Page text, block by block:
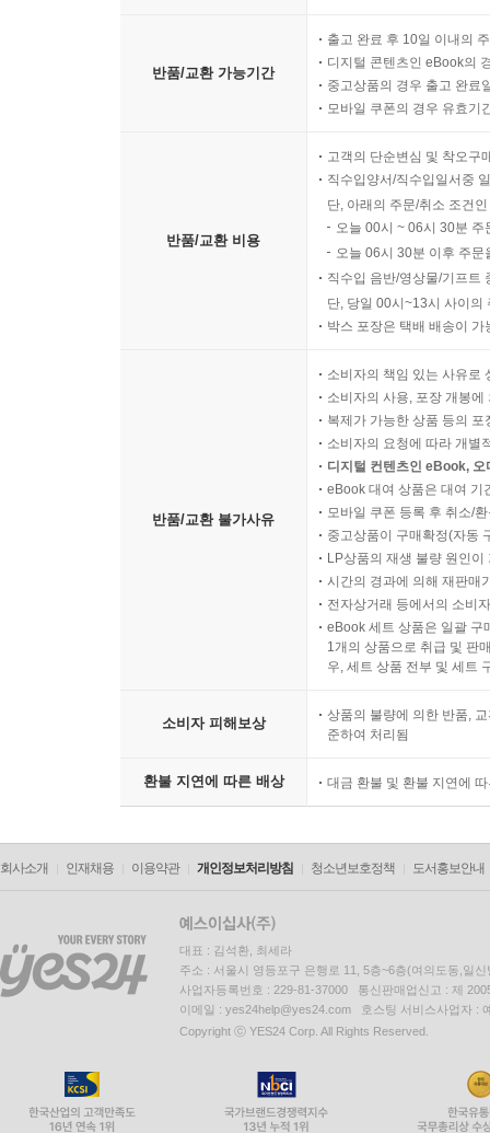
반품/교환 가능기간
출고 완료 후 10일 이내의
디지털 콘텐츠인 eBook의
중고상품의 경우 출고 완료
모바일 쿠폰의 경우 유효기
반품/교환 비용
고객의 단순변심 및 착오구
직수입양서/직수입일서중
단, 아래의 주문/취소 조건
오늘 00시 ~ 06시 30분
오늘 06시 30분 이후 주
직수입 음반/영상물/기프트
단, 당일 00시~13시 사이의
박스 포장은 택배 배송이
반품/교환 불가사유
소비자의 책임 있는 사유로
소비자의 사용, 포장 개봉
복제가 가능한 상품 등의
소비자의 요청에 따라 개별
디지털 컨텐츠인 eBook,
eBook 대여 상품은 대여 기
모바일 쿠폰 등록 후 취소/
중고상품이 구매확정(자동
LP상품의 재생 불량 원인
시간의 경과에 의해 재판매
전자상거래 등에서의 소비
eBook 세트 상품은 일괄 구
1개의 상품으로 취급 및 판
우, 세트 상품 전부 및 세트
소비자 피해보상
상품의 불량에 의한 반품,
준하여 처리됨
환불 지연에 따른 배상 대금 환불 및 환불 지연에
회사소개 인재채용 이용약관 개인정보처리방침 청소년보호정책 도서홍보안내
대표 : 김석환, 최세라
주소 : 서울시 영등포구 은행로 11, 5층~6층(여의도동,일신
사업자등록번호 : 229-81-37000 통신판매업신고 : 제
이메일 : yes24help@yes24.com 호스팅 서비스사업자 :
Copyright ⓒ YES24 Corp. All Rights Reserved.